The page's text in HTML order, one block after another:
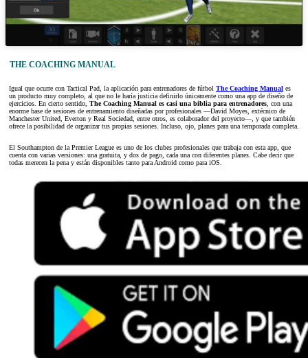
THE COACHING MANUAL
Igual que ocurre con Tactical Pad, la aplicación para entrenadores de fútbol The Coaching Manual es
un producto muy completo, al que no le haría justicia definirlo únicamente como una app de diseño de
ejercicios. En cierto sentido, The Coaching Manual es casi una biblia para entrenadores , con una
enorme base de sesiones de entrenamiento diseñadas por profesionales —David Moyes, extécnico de
Manchester United, Everton y Real Sociedad, entre otros, es colaborador del proyecto—, y que también
ofrece la posibilidad de organizar tus propias sesiones. Incluso, ojo, planes para una temporada completa.
El Southampton de la Premier League es uno de los clubes profesionales que trabaja con esta app, que
cuenta con varias versiones: una gratuita, y dos de pago, cada una con diferentes planes. Cabe decir que
todas merecen la pena y están disponibles tanto para Android como para iOS.